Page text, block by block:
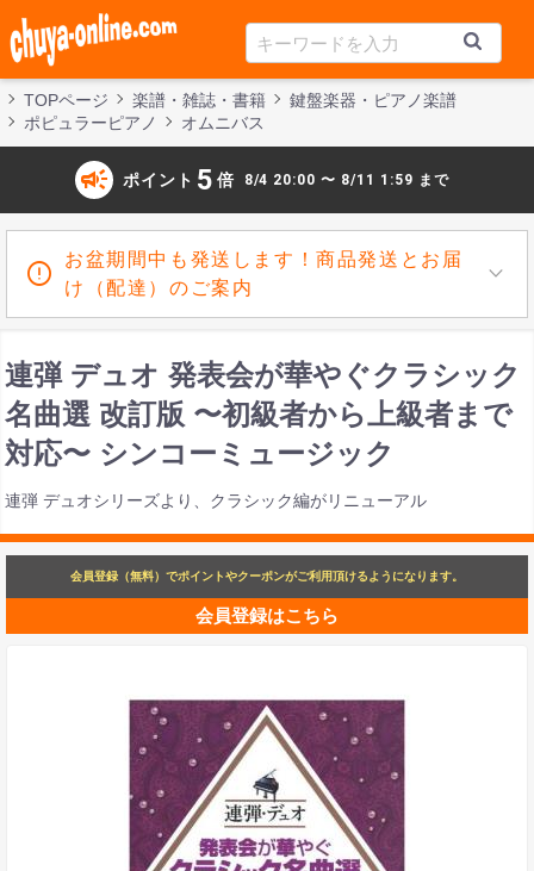
TOPページ 楽譜・雑誌・書籍
鍵盤楽器・ピアノ楽譜
ポピュラーピアノ
オムニバス
campaign ポイント 5 倍 8/4 20:00 〜 8/11 1:59 まで
お盆期間中も発送します！商品発送とお届
け（配達）のご案内
連弾 デュオ 発表会が華やぐクラシック
名曲選 改訂版 〜初級者から上級者まで
対応〜 シンコーミュージック
連弾 デュオシリーズより、クラシック編がリニューアル
会員登録（無料）でポイントやクーポンがご利用頂けるようになります。
会員登録はこちら